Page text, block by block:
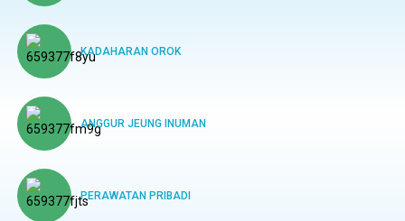
KADAHARAN OROK
ANGGUR JEUNG INUMAN
PERAWATAN PRIBADI